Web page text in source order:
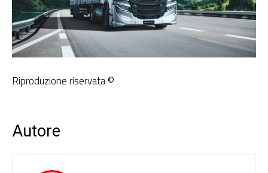
Riproduzione riservata ©
Autore